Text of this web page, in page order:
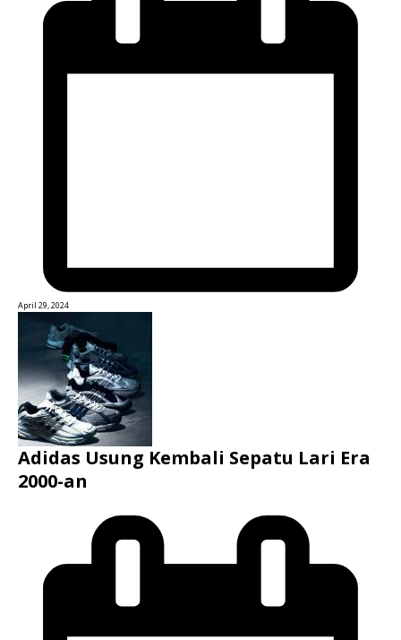
April 29, 2024
Adidas Usung Kembali Sepatu Lari Era
2000-an